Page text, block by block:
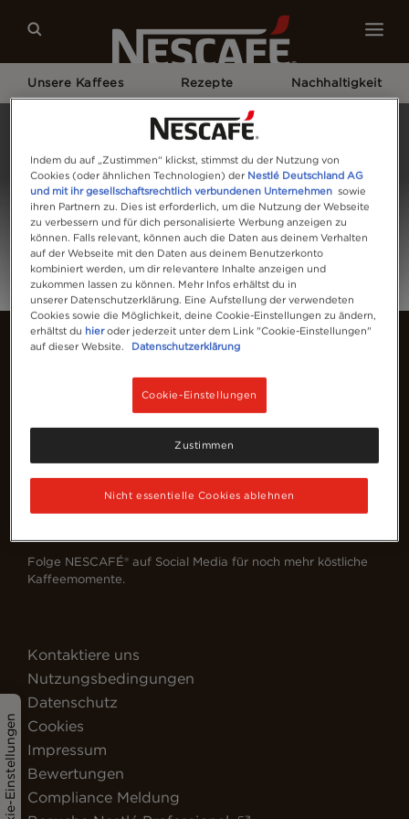
Unsere Kaffees Rezepte Nachhaltigkeit
Anmelden
Cookie-Einstellungen
Deutschland (Deutsch)
Folge NESCAFÉ® auf Social Media für noch mehr köstliche
Kaffeemomente.
Kontaktiere uns
Nutzungsbedingungen
Datenschutz
Cookies
Impressum
Bewertungen
Compliance Meldung
Indem du auf „Zustimmen“ klickst, stimmst du der Nutzung von
Cookies (oder ähnlichen Technologien) der Nestlé Deutschland AG
und mit ihr gesellschaftsrechtlich verbundenen Unternehmen sowie
ihren Partnern zu. Dies ist erforderlich, um die Nutzung der Webseite
zu verbessern und für dich personalisierte Werbung anzeigen zu
können. Falls relevant, können auch die Daten aus deinem Verhalten
auf der Webseite mit den Daten aus deinem Benutzerkonto
kombiniert werden, um dir relevantere Inhalte anzeigen und
zukommen lassen zu können. Mehr Infos erhältst du in
unserer Datenschutzerklärung. Eine Aufstellung der verwendeten
Cookies sowie die Möglichkeit, deine Cookie-Einstellungen zu ändern,
erhältst du hieroder jederzeit unter dem Link "Cookie-Einstellungen"
auf dieser Website.
Datenschutzerklärung
Cookie-Einstellungen
Nicht essentielle Cookies ablehnen
Zustimmen